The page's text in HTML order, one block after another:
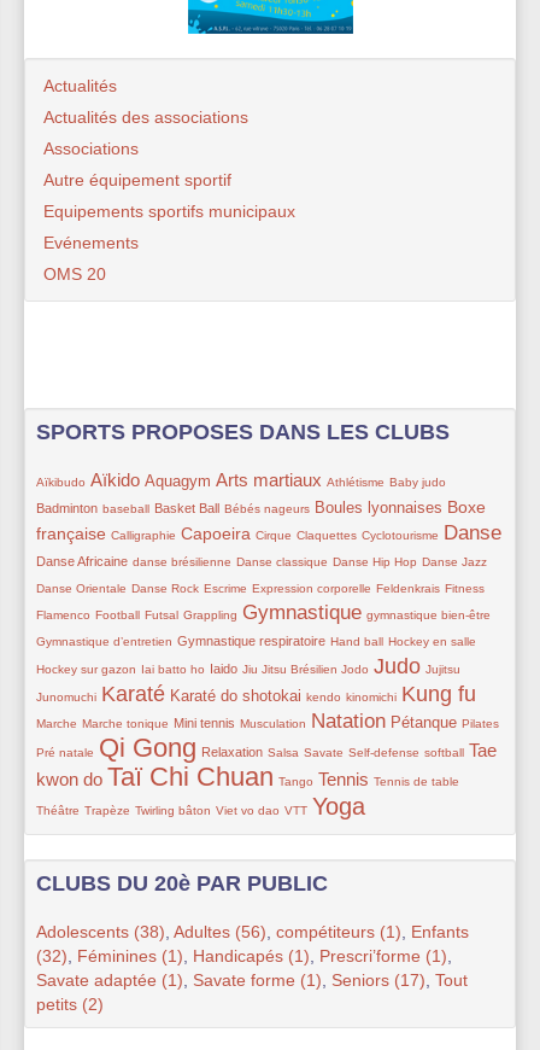
Actualités
Actualités des associations
Associations
Autre équipement sportif
Equipements sportifs municipaux
Evénements
OMS 20
SPORTS PROPOSES DANS LES CLUBS
15/319
Aïkibudo
189/319Aïkido
116/319 Aquagym
175/319 Arts martiaux
42/319 Athlétisme
55/319 Baby judo
105/319
Badminton
24/319 baseball
100/319 Basket Ball
42/319 Bébés nageurs
111/319 Boules lyonnaises
151/319
Boxe
française
32/319 Calligraphie
147/319 Capoeira
45/319 Cirque
22/319 Claquettes
11/319 Cyclotourisme
209/319 Danse
76/319
Danse Africaine
54/319 danse brésilienne
65/319 Danse classique
64/319 Danse Hip Hop
22/319 Danse Jazz
22/319
Danse Orientale
22/319 Danse Rock
44/319 Escrime
65/319 Expression corporelle
20/319 Feldenkrais
12/319 Fitness
22/319
Flamenco
52/319 Football
53/319 Futsal
41/319 Grappling
223/319 Gymnastique
23/319 gymnastique bien-être
65/319
Gymnastique d’entretien
80/319 Gymnastique respiratoire
45/319 Hand ball
41/319 Hockey en salle
41/319
Hockey sur gazon
8/319 Iai batto ho
91/319 Iaido
41/319 Jiu Jitsu Brésilien
35/319 Jodo
228/319 Judo
46/319 Jujitsu
32/319
Junomuchi
236/319 Karaté
140/319 Karaté do shotokai
32/319 kendo
32/319 kinomichi
239/319 Kung fu
11/319
Marche
23/319Marche tonique
95/319 Mini tennis
51/319 Musculation
221/319 Natation
115/319 Pétanque
27/319 Pilates
42/319
Pré natale
319/319 Qi Gong
96/319 Relaxation
22/319 Salsa
35/319 Savate
49/319 Self-defense
24/319 softball
189/319
Tae
kwon do
313/319 Taï Chi Chuan
22/319 Tango
180/319 Tennis
28/319 Tennis de table
65/319
Théâtre
36/319Trapèze
38/319 Twirling bâton
59/319 Viet vo dao
11/319 VTT
263/319 Yoga
CLUBS DU 20è PAR PUBLIC
Adolescents (38) Adultes (56) compétiteurs (1)
Enfants
(32)
Féminines (1) Handicapés (1) Prescri’forme (1)
Savate adaptée (1)
Savate forme (1) Seniors (17) Tout
petits (2)